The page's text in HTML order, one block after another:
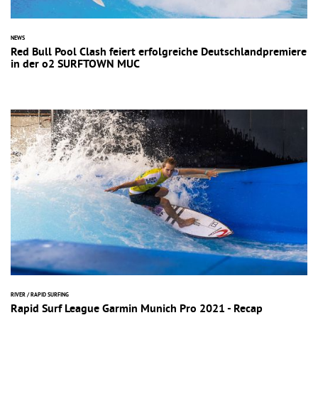
NEWS
Red Bull Pool Clash feiert erfolgreiche Deutschlandpremiere
in der o2 SURFTOWN MUC
RIVER / RAPID SURFING
Rapid Surf League Garmin Munich Pro 2021 - Recap